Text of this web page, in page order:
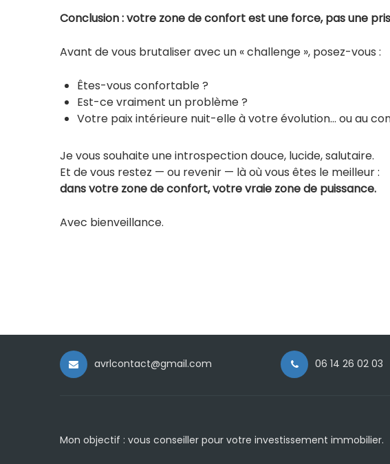
Conclusion : votre zone de confort est une force, pas une
Avant de vous brutaliser avec un « challenge », posez-vous :
Êtes-vous confortable ?
Est-ce vraiment un problème ?
Votre paix intérieure nuit-elle à votre évolution… ou au
Je vous souhaite une introspection douce, lucide, salutaire.
Et de vous restez — ou revenir — là où vous êtes le meilleur :
dans votre zone de confort, votre vraie zone de puissance.
Avec bienveillance.
avrlcontact@gmail.com 06 14 26 02 03
Mon objectif : vous conseiller pour votre investissement immobilier.